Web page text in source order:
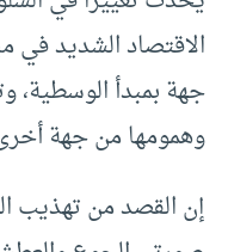
الاقتصاد الشديد في
جهة بمبدأ الوسطية،
وهمومها من جهة
إن القصد من تهذيب